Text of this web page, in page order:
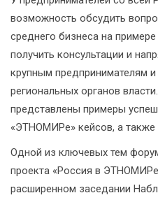
возможность обсудить
среднего бизнеса на
получить консультации и
крупным предпринимателям и
региональных органов
представлены примеры
«ЭТНОМИРе» кейсов, а
Одной из ключевых тем
проекта «Россия в
расширенном заседании